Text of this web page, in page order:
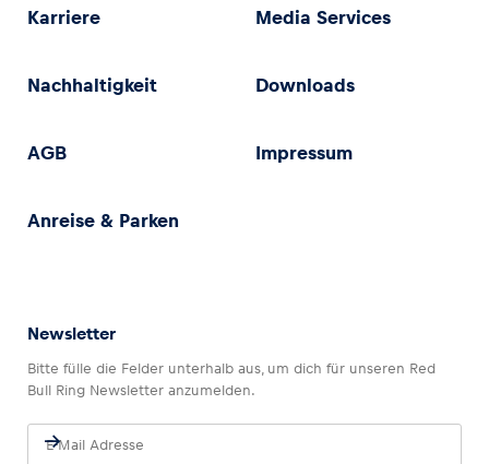
Karriere Media Services
Nachhaltigkeit Downloads
AGB Impressum
Anreise & Parken
Newsletter
Bitte fülle die Felder unterhalb aus, um dich für unseren Red
Bull Ring Newsletter anzumelden.